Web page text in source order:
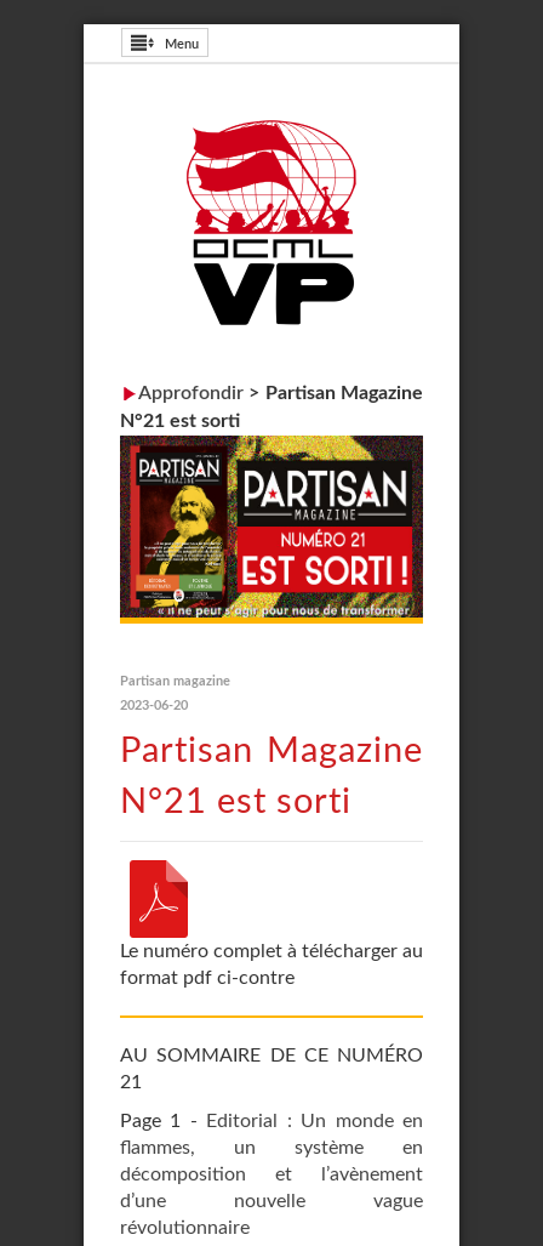
Menu
Approfondir > Partisan Magazine
N°21 est sorti
Partisan magazine
2023-06-20
Partisan Magazine
N°21 est sorti
Le numéro complet à télécharger au
format pdf ci-contre
AU SOMMAIRE DE CE NUMÉRO
21
Page 1 -
Editorial : Un monde en
flammes, un système en
décomposition et l’avènement
d’une nouvelle vague
révolutionnaire